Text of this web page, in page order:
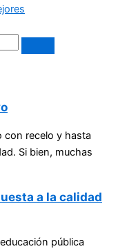
con recelo y hasta
Si bien, muchas
a la calidad
pública